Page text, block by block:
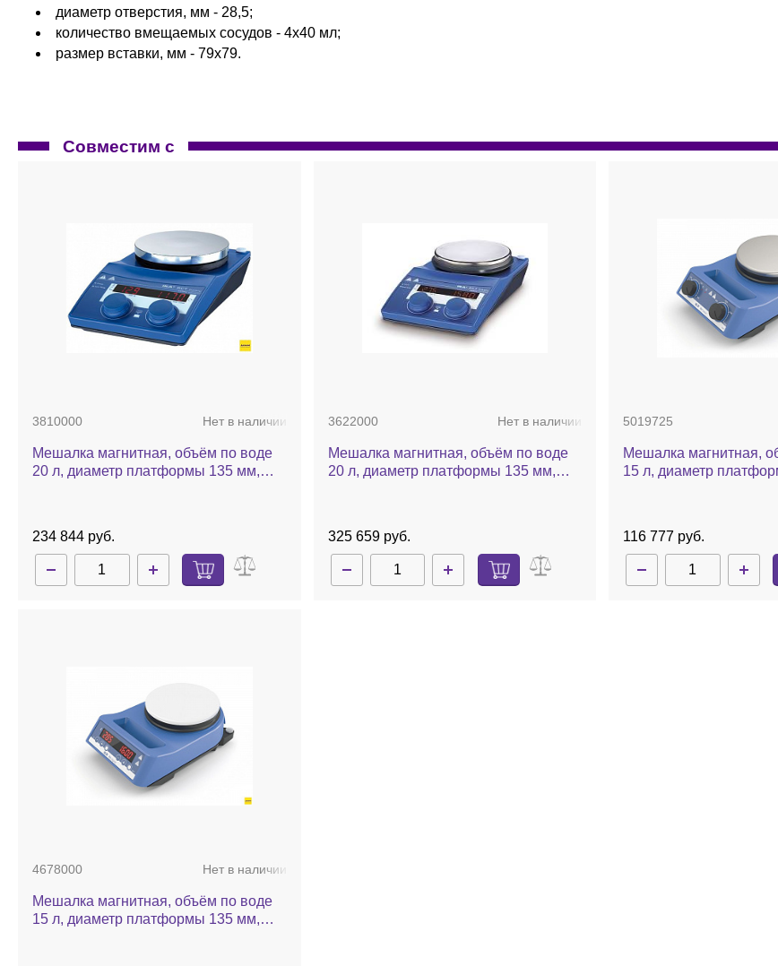
диаметр отверстия, мм - 28,5;
количество вмещаемых сосудов - 4х40 мл;
размер вставки, мм - 79x79.
Совместим с
3810000 Нет в наличии
Мешалка магнитная, объём по воде
20 л, диаметр платформы 135 мм,
234 844 руб.
3622000 Нет в наличии
Мешалка магнитная, объём по воде
20 л, диаметр платформы 135 мм,
325 659 руб.
5019725
Мешалка магнитная,
15 л, диаметр
116 777 руб.
4678000 Нет в наличии
Мешалка магнитная, объём по воде
15 л, диаметр платформы 135 мм,